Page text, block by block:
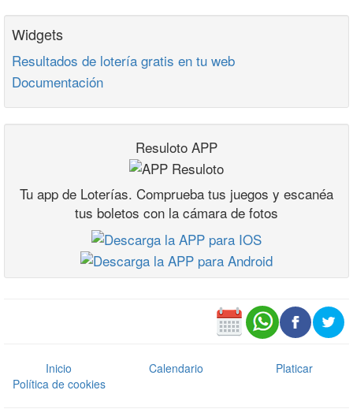
Widgets
Resultados de lotería gratis en tu web
Documentación
Resuloto APP
Tu app de Loterías. Comprueba tus juegos y escanéa
tus boletos con la cámara de fotos
Inicio Calendario
Platicar
Política de cookies